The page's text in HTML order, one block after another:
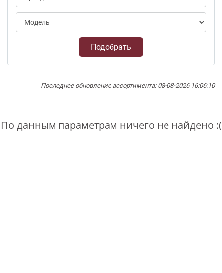
Подобрать
Последнее обновление ассортимента: 08-08-2026 16:06:10
По данным параметрам ничего не найдено :(